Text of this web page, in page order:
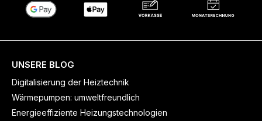
UNSERE BLOG
Digitalisierung der Heiztechnik
Wärmepumpen: umweltfreundlich
Energieeffiziente Heizungstechnologien